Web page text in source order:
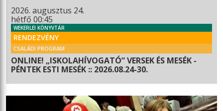
2026. augusztus 24.
hétfő 00:45
WEKERLEI KÖNYVTÁR
RENDEZVÉNY
CSALÁDI PROGRAM
ONLINE! „ISKOLAHÍVOGATÓ” VERSEK ÉS MESÉK -
PÉNTEK ESTI MESÉK :: 2026.08.24-30.